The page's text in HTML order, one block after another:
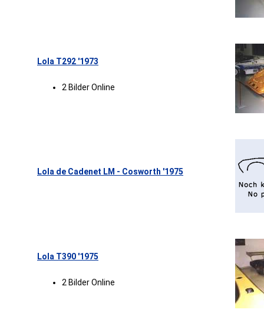
Lola T292 '1973
2 Bilder Online
Lola de Cadenet LM - Cosworth '1975
Lola T390 '1975
2 Bilder Online